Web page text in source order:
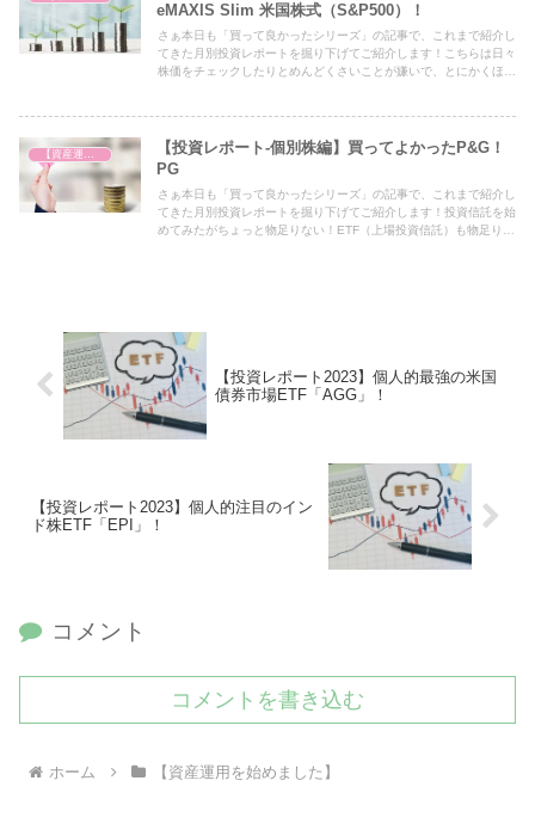
eMAXIS Slim 米国株式（S&P500）！
さぁ本日も「買って良かったシリーズ」の記事で、これまで紹介し
てきた月別投資レポートを掘り下げてご紹介します！こちらは日々
株価をチェックしたりとめんどくさいことが嫌いで、とにかくほっ
【投資レポート-個別株編】買ってよかったP&G！
PG
さぁ本日も「買って良かったシリーズ」の記事で、これまで紹介し
てきた月別投資レポートを掘り下げてご紹介します！投資信託を始
めてみたがちょっと物足りない！ETF（上場投資信託）も物足りな
【投資レポート2023】個人的最強の米国
債券市場ETF「AGG」！
【投資レポート2023】個人的注目のイン
ド株ETF「EPI」！
コメント
コメントを書き込む
ホーム 【資産運用を始めました】